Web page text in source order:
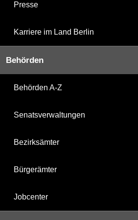
Presse
Karriere im Land Berlin
Behörden
Behörden A-Z
Senatsverwaltungen
Bezirksämter
Bürgerämter
Jobcenter